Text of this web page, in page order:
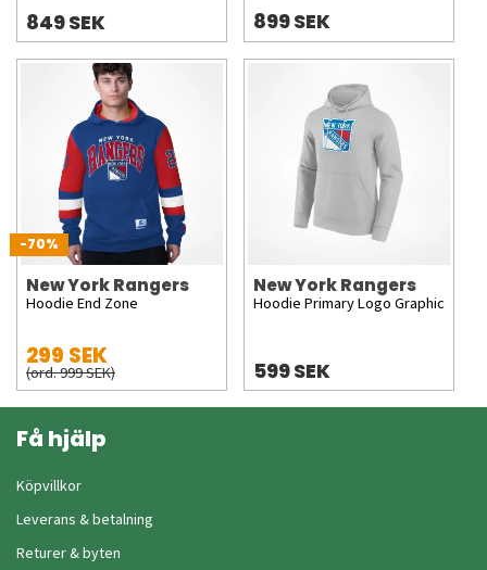
849 SEK 899 SEK
-70%
New York Rangers
Hoodie End Zone
299 SEK
(ord. 999 SEK)
New York Rangers
Hoodie Primary Logo Graphic
599 SEK
Få hjälp
Köpvillkor
Leverans & betalning
Returer & byten